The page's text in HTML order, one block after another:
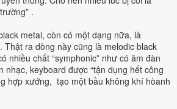
.
metal, còn có một dạng nữa, là
Thật ra dòng này cũng là melodic black
nhiều chất “symphonic” như có âm đàn
nhạc, keyboard được “tận dụng hết công
hợp xướng, tạo một bầu không khí hòanh